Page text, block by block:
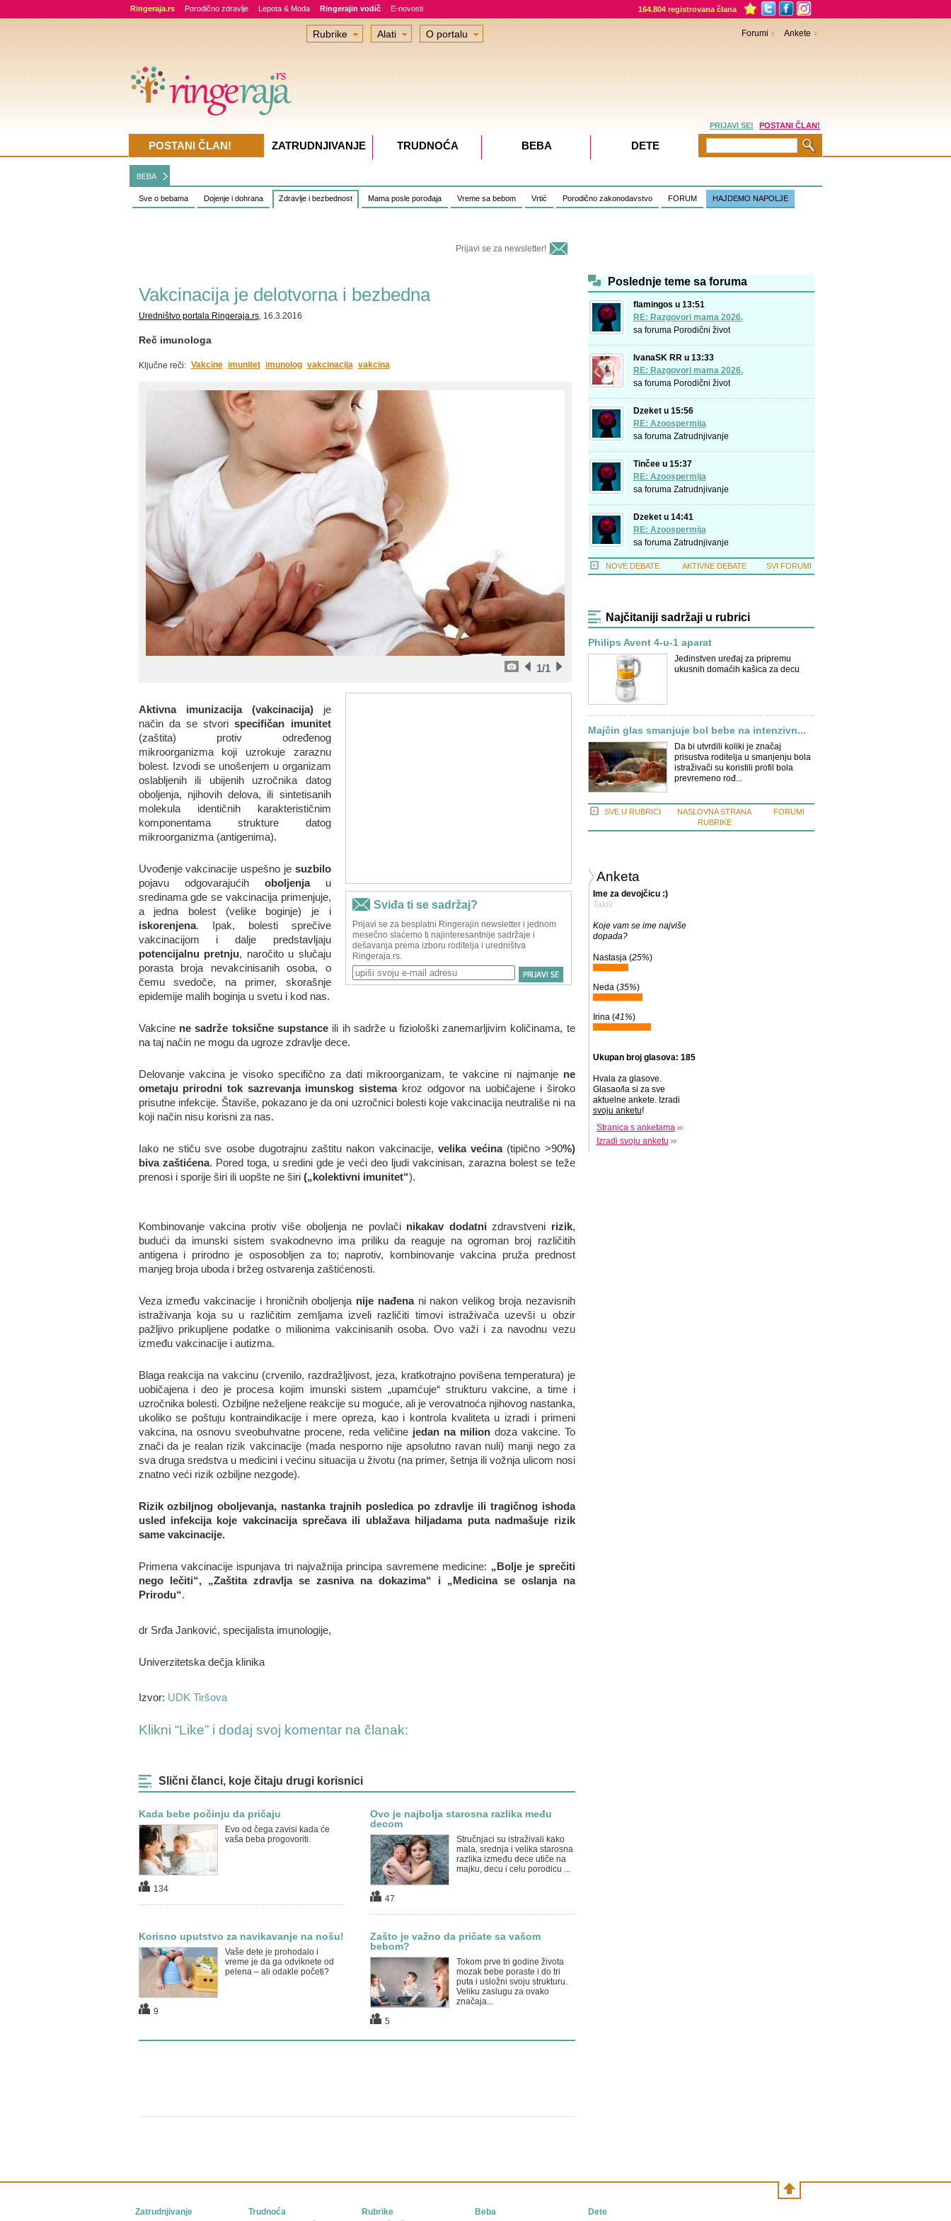
Ringeraja.rs Porodično zdravlje Lepota & Moda Ringerajin vodič E-novosti 164.804 registrovana člana
BEBA
Sve o bebama Dojenje i dohrana Zdravlje i bezbednost Mama posle porođaja Vreme sa bebom Vrtić Porodično zakonodavstvo FORUM HAJDEMO NAPOLJE
Prijavi se za newsletter!
Vakcinacija je delotvorna i bezbedna
Uredništvo portala Ringeraja.rs, 16.3.2016
Reč imunologa
Ključne reči: Vakcine imunitet imunolog vakcinacija vakcina
/1
1
Aktivna imunizacija (vakcinacija)je
način da se stvorispecifičan imunitet
(zaštita) protiv određenog
mikroorganizma koji uzrokuje zaraznu
bolest. Izvodi se unošenjem u organizam
oslabljenih ili ubijenih uzročnika datog
oboljenja, njihovih delova, ili sintetisanih
molekula identičnih karakterističnim
komponentama strukture datog
mikroorganizma (antigenima).
Uvođenje vakcinacije uspešno je suzbilo
pojavu odgovarajućih oboljenjau
sredinama gde se vakcinacija primenjuje,
a jedna bolest (velike boginje) je i
iskorenjena. Ipak, bolesti sprečive
vakcinacijom i dalje predstavljaju
potencijalnu pretnju, naročito u slučaju
porasta broja nevakcinisanih osoba, o
čemu svedoče, na primer, skorašnje
epidemije malih boginja u svetu i kod nas.
Vakcine ne sadrže toksične supstanceili ih sadrže u fiziološki zanemarljivim količinama, te
na taj način ne mogu da ugroze zdravlje dece.
Delovanje vakcina je visoko specifično za dati mikroorganizam, te vakcine ni najmanje ne
ometaju prirodni tok sazrevanja imunskog sistemakroz odgovor na uobičajene i široko
prisutne infekcije. Štaviše, pokazano je da oni uzročnici bolesti koje vakcinacija neutrališe ni na
koji način nisu korisni za nas.
Iako ne stiču sve osobe dugotrajnu zaštitu nakon vakcinacije, velika većina(tipično >90%)
biva zaštićena. Pored toga, u sredini gde je veći deo ljudi vakcinisan, zarazna bolest se teže
prenosi i sporije širi ili uopšte ne širi („kolektivni imunitet“).
Kombinovanje vakcina protiv više oboljenja ne povlači nikakav dodatni zdravstveni rizik,
budući da imunski sistem svakodnevno ima priliku da reaguje na ogroman broj različitih
antigena i prirodno je osposobljen za to; naprotiv, kombinovanje vakcina pruža prednost
manjeg broja uboda i bržeg ostvarenja zaštićenosti.
Veza između vakcinacije i hroničnih oboljenja nije nađenani nakon velikog broja nezavisnih
istraživanja koja su u različitim zemljama izveli različiti timovi istraživača uzevši u obzir
pažljivo prikupljene podatke o milionima vakcinisanih osoba. Ovo važi i za navodnu vezu
između vakcinacije i autizma.
Blaga reakcija na vakcinu (crvenilo, razdražljivost, jeza, kratkotrajno povišena temperatura) je
uobičajena i deo je procesa kojim imunski sistem „upamćuje“ strukturu vakcine, a time i
uzročnika bolesti. Ozbiljne neželjene reakcije su moguće, ali je verovatnoća njihovog nastanka,
ukoliko se poštuju kontraindikacije i mere opreza, kao i kontrola kvaliteta u izradi i primeni
vakcina, na osnovu sveobuhvatne procene, reda veličine jedan na miliondoza vakcine. To
znači da je realan rizik vakcinacije (mada nesporno nije apsolutno ravan nuli) manji nego za
sva druga sredstva u medicini i većinu situacija u životu (na primer, šetnja ili vožnja ulicom nosi
znatno veći rizik ozbiljne nezgode).
Rizik ozbiljnog oboljevanja, nastanka trajnih posledica po zdravlje ili tragičnog ishoda
usled infekcija koje vakcinacija sprečava ili ublažava hiljadama puta nadmašuje rizik
same vakcinacije.
Primena vakcinacije ispunjava tri najvažnija principa savremene medicine: „Bolje je sprečiti
nego lečiti“, „Zaštita zdravlja se zasniva na dokazima“ i „Medicina se oslanja na
Prirodu“.
dr Srđa Janković, specijalista imunologije,
Univerzitetska dečja klinika
Izvor: UDK Tiršova
Klikni “Like” i dodaj svoj komentar na članak:
Slični članci, koje čitaju drugi korisnici
Kada bebe počinju da pričaju
Evo od čega zavisi kada će
vaša beba progovoriti.
134
Ovo je najbolja starosna razlika među
decom
Stručnjaci su istraživali kako
mala, srednja i velika starosna
razlika između dece utiče na
majku, decu i celu porodicu ...
47
Korisno uputstvo za navikavanje na nošu!
Vaše dete je prohodalo i
vreme je da ga odviknete od
pelena – ali odakle početi?
9
Zašto je važno da pričate sa vašom
bebom?
Tokom prve tri godine života
mozak bebe poraste i do tri
puta i usložni svoju strukturu.
Veliku zaslugu za ovako
značaja...
5
Poslednje teme sa foruma
flamingos u 13:51
RE: Razgovori mama 2026.
sa foruma Porodični život
IvanaSK RR u 13:33
RE: Razgovori mama 2026.
sa foruma Porodični život
Dzeket u 15:56
RE: Azoospermija
sa foruma Zatrudnjivanje
Tinčee u 15:37
RE: Azoospermija
sa foruma Zatrudnjivanje
Dzeket u 14:41
RE: Azoospermija
sa foruma Zatrudnjivanje
NOVE DEBATE AKTIVNE DEBATE SVI FORUMI
Najčitaniji sadržaji u rubrici
Philips Avent 4-u-1 aparat
Jedinstven uređaj za pripremu
ukusnih domaćih kašica za decu
Majčin glas smanjuje bol bebe na intenzivn...
Da bi utvrdili koliki je značaj
prisustva roditelja u smanjenju bola
istraživači su koristili profil bola
prevremeno rođ...
SVE U RUBRICI
NASLOVNA STRANA
RUBRIKE
FORUMI
Anketa
Ime za devojčicu :)
Takili
Koje vam se ime najviše
dopada?
Nastasja (25%)
Neda (35%)
Irina (41%)
Ukupan broj glasova: 185
Hvala za glasove.
Glasao/la si za sve
aktuelne ankete. Izradi
svoju anketu!
Stranica s anketama
Izradi svoju anketu
Rubrike Alati O portalu Forumi Ankete
PRIJAVI SE! POSTANI ČLAN!
POSTANI ČLAN! ZATRUDNJIVANJE TRUDNOĆA BEBA DETE
Zatrudnjivanje
Trudnoća
Rubrike
Beba
Dete